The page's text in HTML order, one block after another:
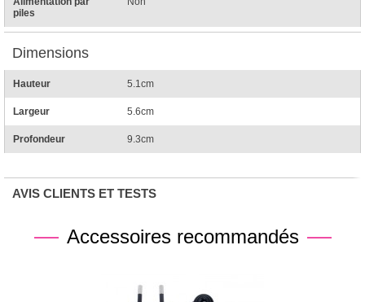
piles
Dimensions
Hauteur 5.1cm
Largeur 5.6cm
Profondeur 9.3cm
AVIS CLIENTS ET TESTS
Accessoires recommandés